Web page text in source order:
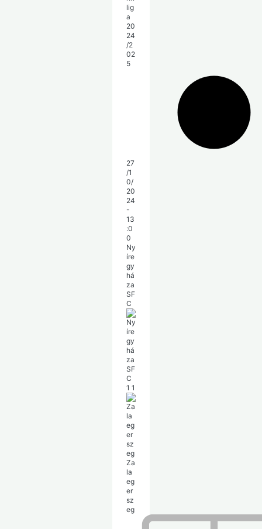
27
/1
0/
20
24
-
13
:0
0
Ny
íre
gy
há
za
SF
C
1 1
Za
la
eg
er
sz
eg